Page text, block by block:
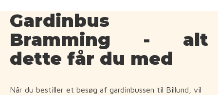
Gardinbus
Bramming - alt
dette får du med
Når du bestiller et besøg af gardinbussen til Billund, vil